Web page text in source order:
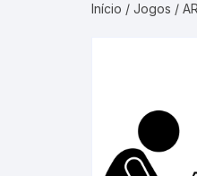
Início / Jogos /